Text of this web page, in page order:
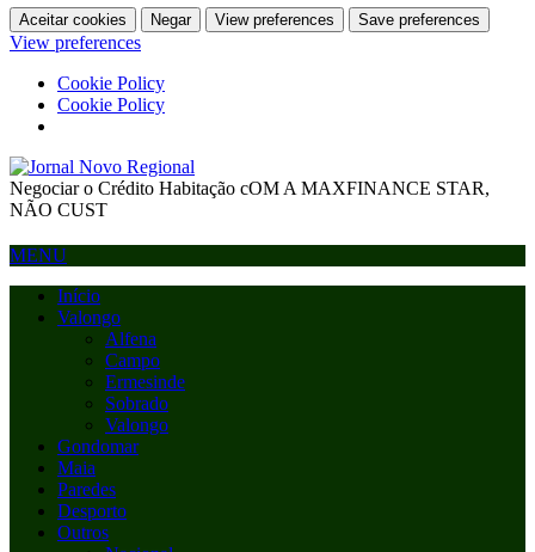
Aceitar cookies Negar View preferences Save preferences
View preferences
Cookie Policy
Cookie Policy
Negociar o Crédito Habitação cOM A MAXFINANCE STAR,
NÃO CUST
MENU
Início
Valongo
Alfena
Campo
Ermesinde
Sobrado
Valongo
Gondomar
Maia
Paredes
Desporto
Outros